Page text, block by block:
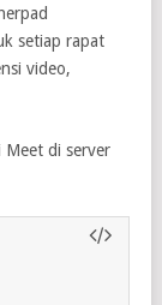
setiap rapat
video,
Meet di server